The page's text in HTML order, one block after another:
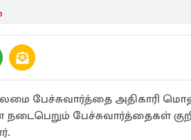
பேச்சுவார்த்தை அதிகாரி
நடைபெறும் பேச்சுவார்த்தைகள்